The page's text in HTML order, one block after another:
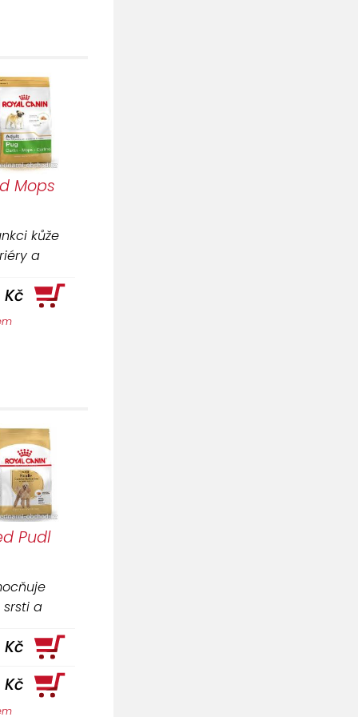
Mops
kůže
a
Kč
Pudl
a
3 (EPA /
Kč
Kč